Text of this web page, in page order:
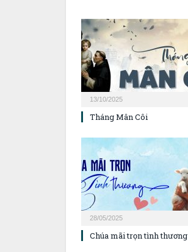
13/10/2025
Tháng Mân Côi
28/05/2025
Chúa mãi trọn tình thương